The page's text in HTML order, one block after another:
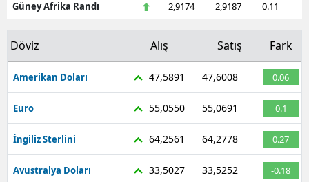
Güney Afrika Randı
2,9174 2,9187 0.11
Döviz Alış Satış Fark
Amerikan Doları 47,5891 47,6008 0.06
Euro 55,0550 55,0691 0.1
İngiliz Sterlini 64,2561 64,2778 0.27
Avustralya Doları 33,5027 33,5252 -0.18